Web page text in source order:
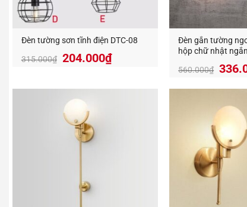
An
Đèn tường sơn tĩnh điện DTC-08
315.000₫ 204.000₫
Đèn gắn tường
hộp chữ nhật
560.000₫